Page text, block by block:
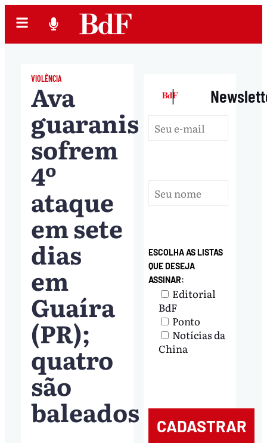
VIOLÊNCIA
Ava
guaranis
sofrem
4º
ataque
em sete
dias
em
Guaíra
(PR);
quatro
são
baleados
|
ESCOLHA AS LISTAS
QUE DESEJA
ASSINAR:
Editorial
BdF
Ponto
Notícias da
China